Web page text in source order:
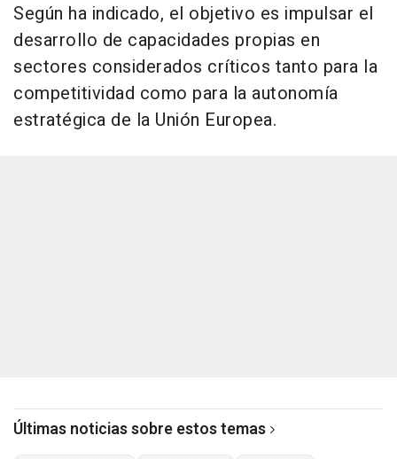
Según ha indicado, el objetivo es impulsar el
desarrollo de capacidades propias en
sectores considerados críticos tanto para la
competitividad como para la autonomía
estratégica de la Unión Europea.
Últimas noticias sobre estos temas